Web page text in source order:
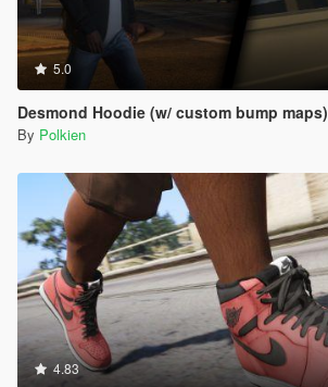
5.0
Desmond Hoodie (w/ custom bump maps)
By Polkien
4.83